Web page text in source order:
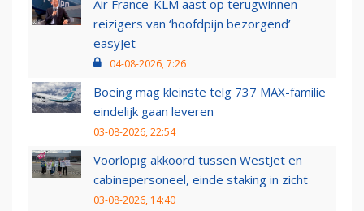
Air France-KLM aast op terugwinnen
reizigers van ‘hoofdpijn bezorgend’
easyJet
04-08-2026, 7:26
Boeing mag kleinste telg 737 MAX-familie
eindelijk gaan leveren
03-08-2026, 22:54
Voorlopig akkoord tussen WestJet en
cabinepersoneel, einde staking in zicht
03-08-2026, 14:40